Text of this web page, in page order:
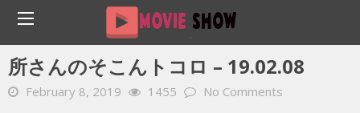
Home YOUTUBE 動画 毎日 所さんのそこんトコロ – 19.02.08
所さんのそこんトコロ – 19.02.08
February 8, 2019 1455 No Comments